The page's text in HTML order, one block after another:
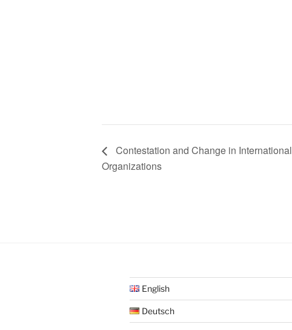
Contestation and Change in International
Organizations
English
Deutsch